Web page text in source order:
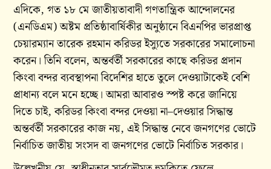
এদিকে, গত ১৮ মে জাতীয়তাবাদী গণতান্ত্রিক আন্দোলনের
(এনডিএম) অষ্টম প্রতিষ্ঠাবার্ষিকীর অনুষ্ঠানে বিএনপির ভারপ্রাপ্ত
চেয়ারম্যান তারেক রহমান করিডর ইস্যুতে সরকারের সমালোচনা
করেন। তিনি বলেন, অন্তর্বর্তী সরকারের কাছে করিডর প্রদান
কিংবা বন্দর ব্যবস্থাপনা বিদেশির হাতে তুলে দেওয়াটাকেই বেশি
প্রাধান্য বলে মনে হচ্ছে। আমরা আবারও স্পষ্ট করে জানিয়ে
দিতে চাই, করিডর কিংবা বন্দর দেওয়া না–দেওয়ার সিদ্ধান্ত
অন্তর্বর্তী সরকারের কাজ নয়, এই সিদ্ধান্ত নেবে জনগণের ভোটে
নির্বাচিত জাতীয় সংসদ বা জনগণের ভোটে নির্বাচিত সরকার।